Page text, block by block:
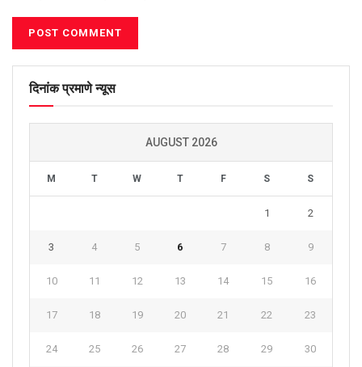
दिनांक प्रमाणे न्यूस
AUGUST 2026
M T W T F S S
1 2
3 4 5 6 7 8 9
10 11 12 13 14 15 16
17 18 19 20 21 22 23
24 25 26 27 28 29 30